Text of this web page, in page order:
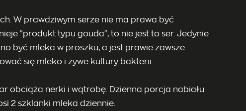
W prawdziwym serze nie ma prawa być
"produkt typu gouda", to nie jest to ser. Jedynie
być mleka w proszku, a jest prawie zawsze.
się mleko i żywe kultury bakterii.
obciąża nerki i wątrobę. Dzienna porcja nabiału
2 szklanki mleka dziennie.